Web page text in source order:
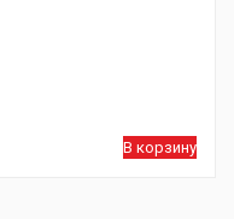
В корзину